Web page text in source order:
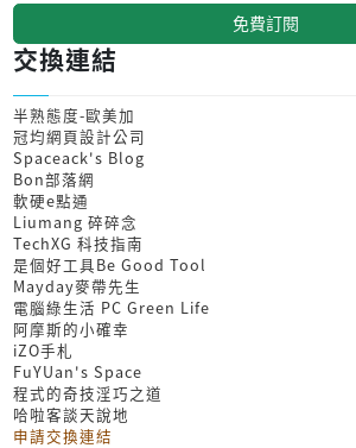
免費訂閱
交換連結
半熟態度-歐美加
冠均網頁設計公司
Spaceack's Blog
Bon部落網
軟硬e點通
Liumang 碎碎念
TechXG 科技指南
是個好工具Be Good Tool
Mayday麥帶先生
電腦綠生活 PC Green Life
阿摩斯的小確幸
iZO手札
FuYUan's Space
程式的奇技淫巧之道
哈啦客談天說地
申請交換連結